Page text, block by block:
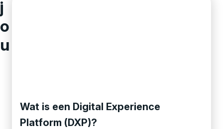
j
o
u
Wat is een Digital Experience
Platform (DXP)?